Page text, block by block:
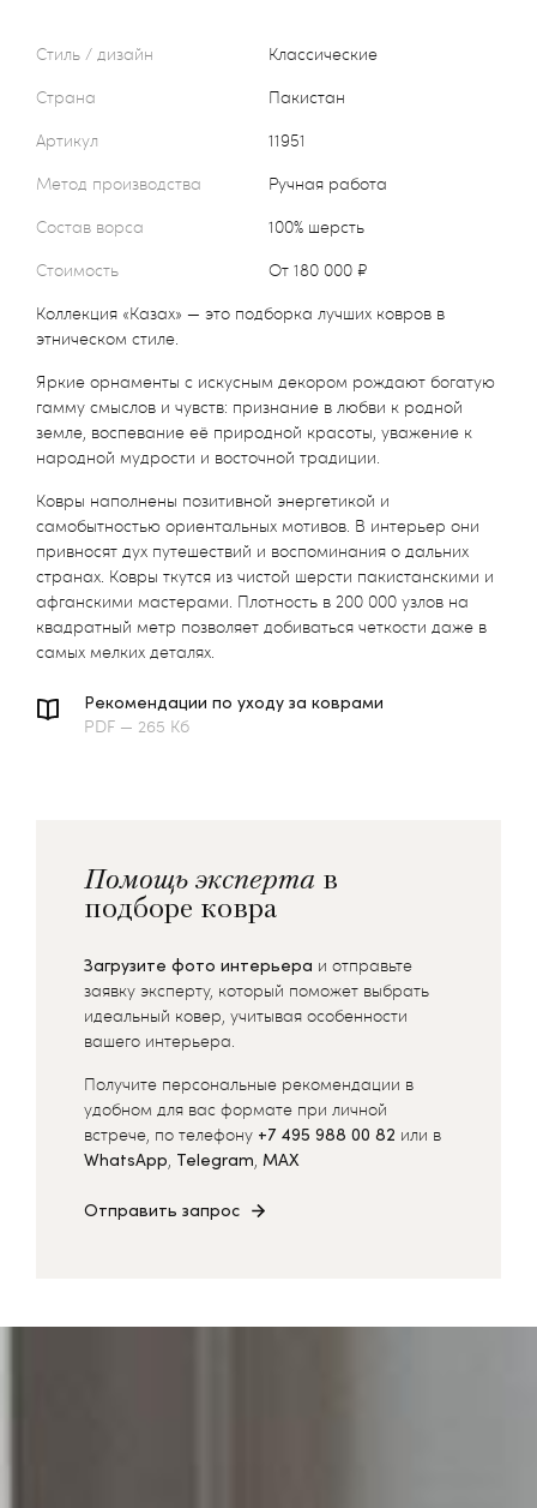
Стиль / дизайн
Классические
Страна
Пакистан
Артикул
11951
Метод производства
Ручная работа
Состав ворса
100% шерсть
Стоимость
от 180 000 ₽
Коллекция «Казах» — это подборка лучших ковров в
этническом стиле.
Яркие орнаменты с искусным декором рождают богатую
гамму смыслов и чувств: признание в любви к родной
земле, воспевание её природной красоты, уважение к
народной мудрости и восточной традиции.
Ковры наполнены позитивной энергетикой и
самобытностью ориентальных мотивов. В интерьер они
привносят дух путешествий и воспоминания о дальних
странах. Ковры ткутся из чистой шерсти пакистанскими и
афганскими мастерами. Плотность в 200 000 узлов на
квадратный метр позволяет добиваться четкости даже в
самых мелких деталях.
Рекомендации по уходу за коврами
PDF — 265 Кб
Помощь эксперта в
подборе ковра
Загрузите фото интерьера и отправьте
заявку эксперту, который поможет выбрать
идеальный ковер, учитывая особенности
вашего интерьера.
Получите персональные рекомендации в
удобном для вас формате при личной
встрече, по телефону +7 495 988 00 82 или в
WhatsApp, Telegram, MAX
Отправить запрос